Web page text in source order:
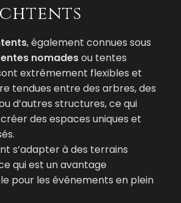
, également connues sous
nomadesou tentes
extrêmement flexibles et
tendues entre des arbres, des
d’autres structures, ce qui
des espaces uniques et
s’adapter à des terrains
qui est un avantage
pour les événements en plein